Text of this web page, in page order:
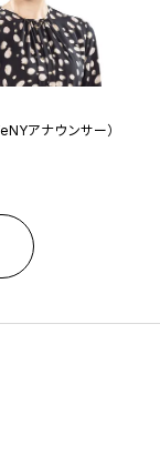
アナウンサー）